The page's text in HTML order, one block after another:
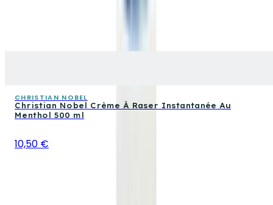
CHRISTIAN NOBEL
Christian Nobel Crème À Raser Instantanée Au
Menthol 500 ml
10,50 €